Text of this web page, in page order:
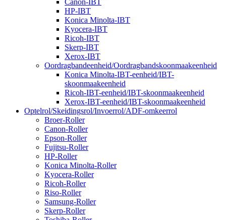
HP-IBT
Konica Minolta-IBT
Kyocera-IBT
Ricoh-IBT
Skerp-IBT
Xerox-IBT
Oordragbandeenheid/Oordragbandskoonmaakeenheid
Konica Minolta-IBT-eenheid/IBT-
skoonmaakeenheid
Ricoh-IBT-eenheid/IBT-skoonmaakeenheid
Xerox-IBT-eenheid/IBT-skoonmaakeenheid
Optelrol/Skeidingsrol/Invoerrol/ADF-omkeerrol
Broer-Roller
Canon-Roller
Epson-Roller
Fujitsu-Roller
HP-Roller
Konica Minolta-Roller
Kyocera-Roller
Ricoh-Roller
Riso-Roller
Samsung-Roller
Skerp-Roller